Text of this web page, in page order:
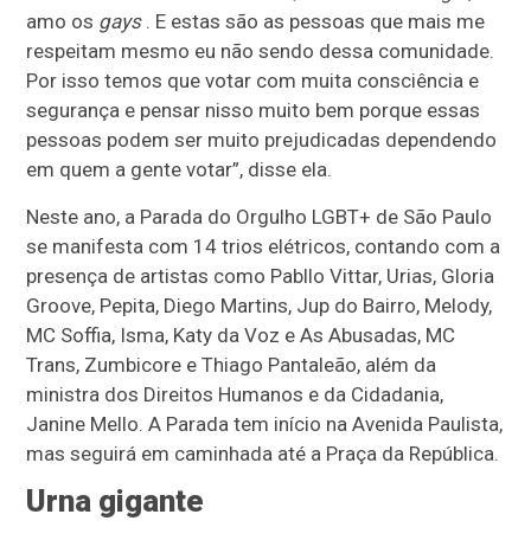
amo os gays. E estas são as pessoas que mais me
respeitam mesmo eu não sendo dessa comunidade.
Por isso temos que votar com muita consciência e
segurança e pensar nisso muito bem porque essas
pessoas podem ser muito prejudicadas dependendo
em quem a gente votar”, disse ela.
Neste ano, a Parada do Orgulho LGBT+ de São Paulo
se manifesta com 14 trios elétricos, contando com a
presença de artistas como Pabllo Vittar, Urias, Gloria
Groove, Pepita, Diego Martins, Jup do Bairro, Melody,
MC Soffia, Isma, Katy da Voz e As Abusadas, MC
Trans, Zumbicore e Thiago Pantaleão, além da
ministra dos Direitos Humanos e da Cidadania,
Janine Mello. A Parada tem início na Avenida Paulista,
mas seguirá em caminhada até a Praça da República.
Urna gigante